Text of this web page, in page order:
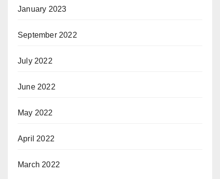
January 2023
September 2022
July 2022
June 2022
May 2022
April 2022
March 2022